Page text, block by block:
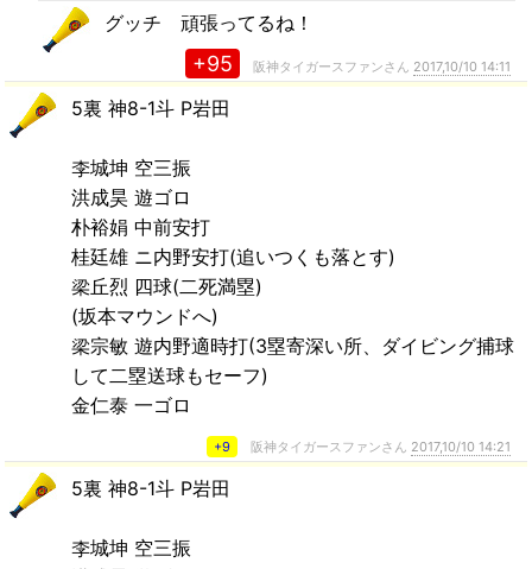
グッチ 頑張ってるね！
+95 阪神タイガースファンさん 2017,10/10 14:11
5裏 神8-1斗 P岩田
李城坤 空三振
洪成昊 遊ゴロ
朴裕娟 中前安打
桂廷雄 ニ内野安打(追いつくも落とす)
梁丘烈 四球(二死満塁)
(坂本マウンドへ)
梁宗敏 遊内野適時打(3塁寄深い所、ダイビング捕球
して二塁送球もセーフ)
金仁泰 一ゴロ
+9 阪神タイガースファンさん 2017,10/10 14:21
5裏 神8-1斗 P岩田
李城坤 空三振